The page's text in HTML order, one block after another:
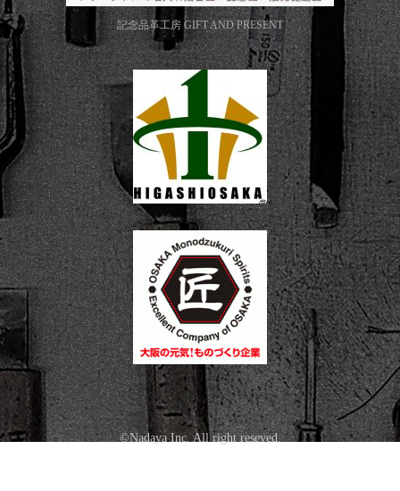
記念品革工房 GIFT AND PRESENT
©Nadaya Inc. All right reseved.